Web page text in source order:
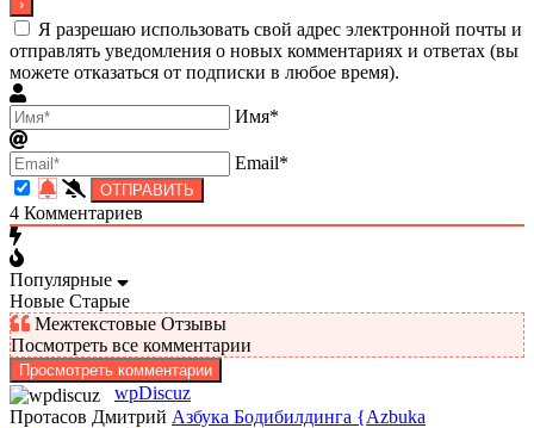
Я разрешаю использовать свой адрес электронной почты и
отправлять уведомления о новых комментариях и ответах (вы
можете отказаться от подписки в любое время).
Имя*
Email*
4 Комментариев
Популярные
Новые Старые
Межтекстовые Отзывы
Посмотреть все комментарии
Просмотреть комментарии
wpDiscuz
Протасов Дмитрий Азбука Бодибилдинга {Azbuka